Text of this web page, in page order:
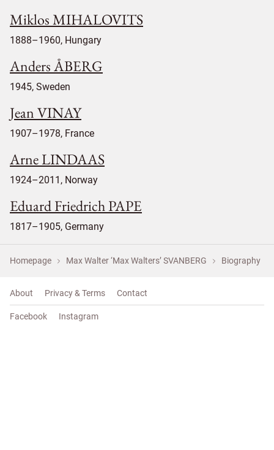
Miklos MIHALOVITS
1888–1960, Hungary
Anders ÅBERG
1945, Sweden
Jean VINAY
1907–1978, France
Arne LINDAAS
1924–2011, Norway
Eduard Friedrich PAPE
1817–1905, Germany
Homepage Max Walter ‘Max Walters’ SVANBERG Biography
About Privacy & Terms Contact
Facebook Instagram